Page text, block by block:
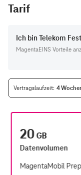
Tarif
Ich bin Telekom
MagentaEINS Vorteile
Vertragslaufzeit 4
20GB
Datenvolumen
MagentaMobil